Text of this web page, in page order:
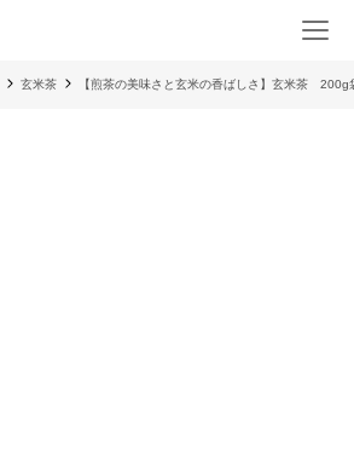
玄米茶 【煎茶の美味さと玄米の香ばしさ】玄米茶 200g